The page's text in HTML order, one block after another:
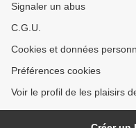
Signaler un abus
C.G.U.
Cookies et données
Préférences cookies
Voir le profil de les plaisirs